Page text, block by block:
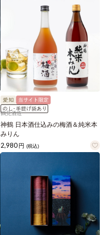
鶴見酒造
神鶴 日本酒仕込みの梅酒＆純米本
みりん
2,980 円 (税込)